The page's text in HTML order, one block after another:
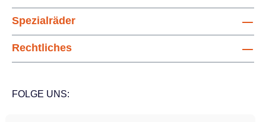
Spezialräder
Rechtliches
FOLGE UNS: